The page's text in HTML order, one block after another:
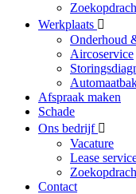
Werkplaats
Onderhoud
Aircoservice
Afspraak maken
Schade
Ons bedrijf
Vacature
Lease
Contact